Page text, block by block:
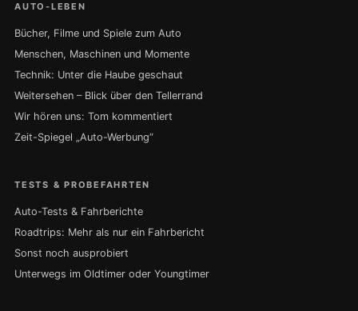
AUTO-LEBEN
Bücher, Filme und Spiele zum Auto
Menschen, Maschinen und Momente
Technik: Unter die Haube geschaut
Weitersehen – Blick über den Tellerrand
Wir hören uns: Tom kommentiert
Zeit-Spiegel „Auto-Werbung“
TESTS & PROBEFAHRTEN
Auto-Tests & Fahrberichte
Roadtrips: Mehr als nur ein Fahrbericht
Sonst noch ausprobiert
Unterwegs im Oldtimer oder Youngtimer